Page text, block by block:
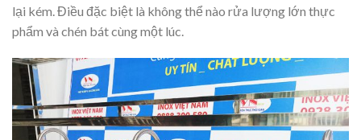
lại kém. Điều đặc biệt là không thể nào rửa lượng lớn thực
phẩm và chén bát cùng một lúc.